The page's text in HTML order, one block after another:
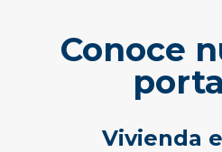
Conoce
Vivienda